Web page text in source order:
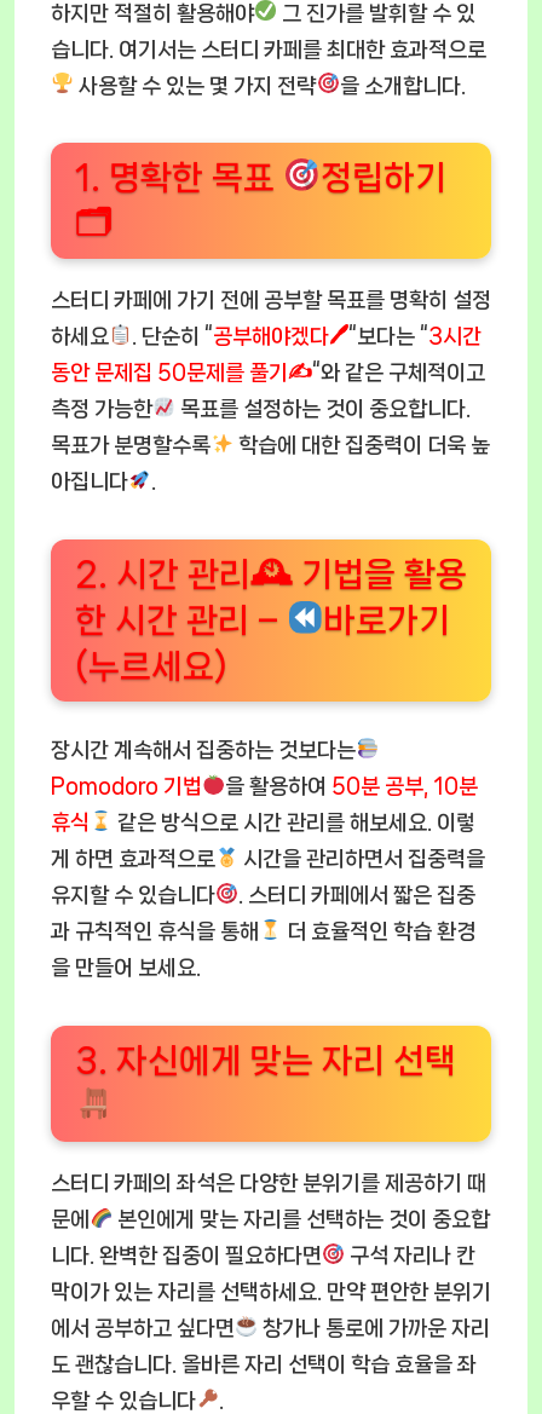
하지만 적절히 활용해야
그 진가를 발휘할 수 있
습니다. 여기서는 스터디 카페를 최대한 효과적으로
사용할 수 있는 몇 가지 전략
을 소개합니다.
1. 명확한 목표
정립하기
🗂
스터디 카페에 가기 전에 공부할 목표를 명확히 설정
하세요
. 단순히 “공부해야겠다🖊“보다는 “3시간
동안 문제집 50문제를 풀기✍️“와 같은 구체적이고
측정 가능한
목표를 설정하는 것이 중요합니다.
목표가 분명할수록
학습에 대한 집중력이 더욱 높
아집니다
2. 시간 관리🕰 기법을 활용
한 시간 관리 –
바로가기
(누르세요)
장시간 계속해서 집중하는 것보다는
Pomodoro 기법
을 활용하여 50분 공부, 10분
휴식
같은 방식으로 시간 관리를 해보세요. 이렇
게 하면 효과적으로
시간을 관리하면서 집중력을
유지할 수 있습니다
. 스터디 카페에서 짧은 집중
과 규칙적인 휴식을 통해
더 효율적인 학습 환경
을 만들어 보세요.
3. 자신에게 맞는 자리 선택
스터디 카페의 좌석은 다양한 분위기를 제공하기 때
문에
본인에게 맞는 자리를 선택하는 것이 중요합
니다. 완벽한 집중이 필요하다면
구석 자리나 칸
막이가 있는 자리를 선택하세요. 만약 편안한 분위기
에서 공부하고 싶다면
창가나 통로에 가까운 자리
도 괜찮습니다. 올바른 자리 선택이 학습 효율을 좌
우할 수 있습니다